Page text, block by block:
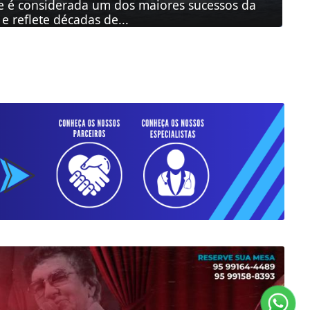
é considerada um dos maiores sucessos da
reflete décadas de...